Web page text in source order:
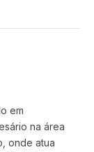
em
na área
onde atua